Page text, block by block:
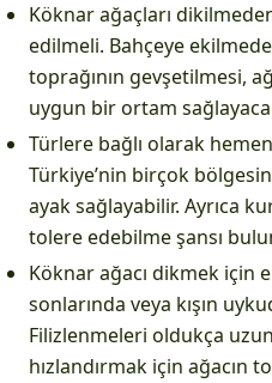
Köknar ağaçları
edilmeli. Bahçeye
toprağının gevşetilmesi,
uygun bir ortam
Türlere bağlı olarak
Türkiye’nin birçok
ayak sağlayabilir. Ayrıca
tolere edebilme şansı
Köknar ağacı dikmek için
sonlarında veya kışın
Filizlenmeleri oldukça
hızlandırmak için ağacın